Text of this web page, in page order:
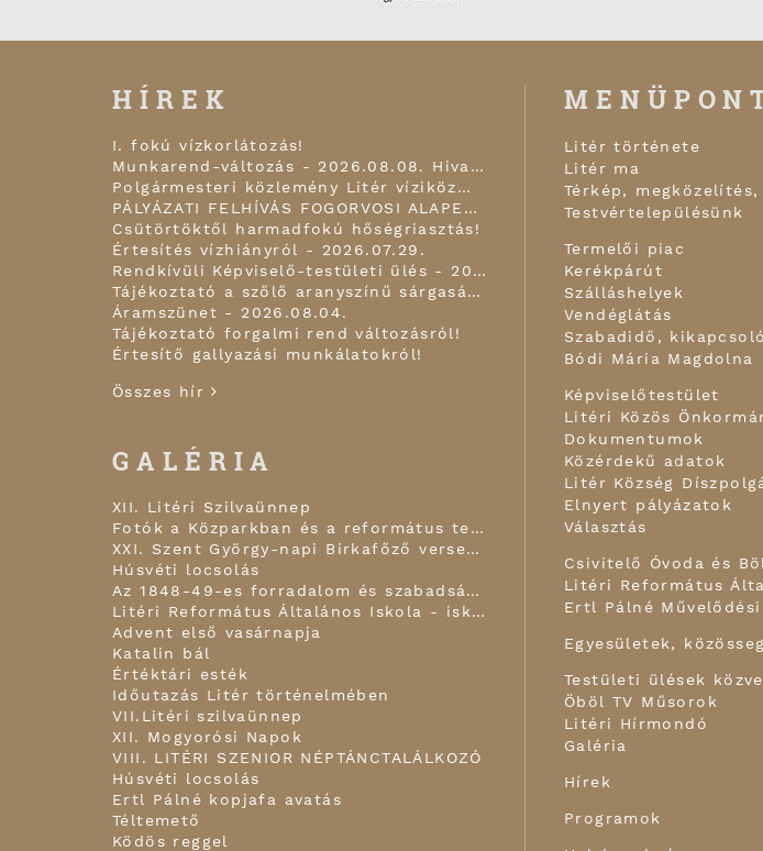
HÍREK
I. fokú vízkorlátozás!
Munkarend-változás - 2026.08.08. Hivatal zárva tart!
Polgármesteri közlemény Litér víziközmű infrastruktúra fejlesztésről 2026.07.30.
PÁLYÁZATI FELHÍVÁS FOGORVOSI ALAPELLÁTÁSI FELADATOK, FOGÁSZATI ÉS ISKOLAFOGÁSZATI FELADATOK ELLÁTÁSÁRA!
Csütörtöktől harmadfokú hőségriasztás!
Értesítés vízhiányról - 2026.07.29.
Rendkívüli Képviselő-testületi ülés - 2026.07.28.
Tájékoztató a szőlő aranyszínű sárgaság betegségéről!
Áramszünet - 2026.08.04.
Tájékoztató forgalmi rend változásról!
Értesítő gallyazási munkálatokról!
Összes hír
GALÉRIA
XII. Litéri Szilvaünnep
Fotók a Közparkban és a református templom kapujában!
XXI. Szent György-napi Birkafőző verseny
Húsvéti locsolás
Az 1848-49-es forradalom és szabadságharc hagyomány-felelevenítő, történelmi megemlékezés
Litéri Református Általános Iskola - iskolai karácsonyi ünnepély áhítattal
Advent első vasárnapja
Katalin bál
Értéktári esték
Időutazás Litér történelmében
VII.Litéri szilvaünnep
XII. Mogyorósi Napok
VIII. LITÉRI SZENIOR NÉPTÁNCTALÁLKOZÓ
Húsvéti locsolás
Ertl Pálné kopjafa avatás
Téltemető
Ködös reggel
Litér története
Litér ma
Térkép,
Testvértelepülésünk
Termelői piac
Kerékpárút
Szálláshelyek
Vendéglátás
Szabadidő,
Bódi Mária Magdolna
Képviselőtestület
Litéri Közös
Dokumentumok
Közérdekű adatok
Litér Község
Elnyert pályázatok
Választás
Csivitelő Óvoda és
Litéri Református
Ertl Pálné
Egyesületek,
Testületi ülések
Öböl TV Műsorok
Litéri Hírmondó
Galéria
Hírek
Programok